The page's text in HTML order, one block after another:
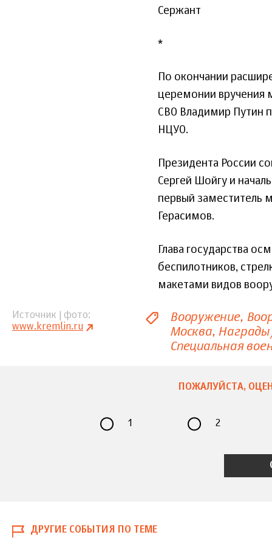
Сержант
*
По окончании
церемонии вручения
СВО Владимир Путин
НЦУО.
Президента России
Сергей Шойгу и
первый заместитель
Герасимов.
Глава государства
беспилотников,
макетами видов
Источник | фото
www.kremlin.ru
Вооружение
Москва
Специальная
ПОЖАЛУЙСТА,
1 2
ДРУГИЕ СОБЫТИЯ ПО ТЕМЕ